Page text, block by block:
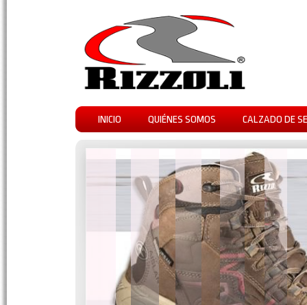
INICIO QUIÉNES SOMOS CALZADO DE